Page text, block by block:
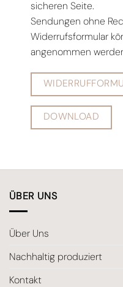
sicheren Seite.
Sendungen ohne
Widerrufsformular
angenommen
DOWNLOAD
ÜBER UNS
Über Uns
Nachhaltig produziert
Kontakt